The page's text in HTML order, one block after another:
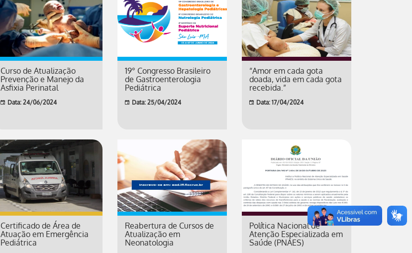
Curso de Atualização
Prevenção e Manejo da
Asfixia Perinatal
Data: 24/06/2024
19° Congresso Brasileiro
de Gastroenterologia
Pediátrica
Data: 25/04/2024
“Amor em cada gota
doada, vida em cada gota
recebida.”
Data: 17/04/2024
Certificado de Área de
Atuação em Emergência
Pediátrica
Reabertura de Cursos de
Atualização em
Neonatologia
Política Nacional de
Atenção Especializada em
Saúde (PNAES)